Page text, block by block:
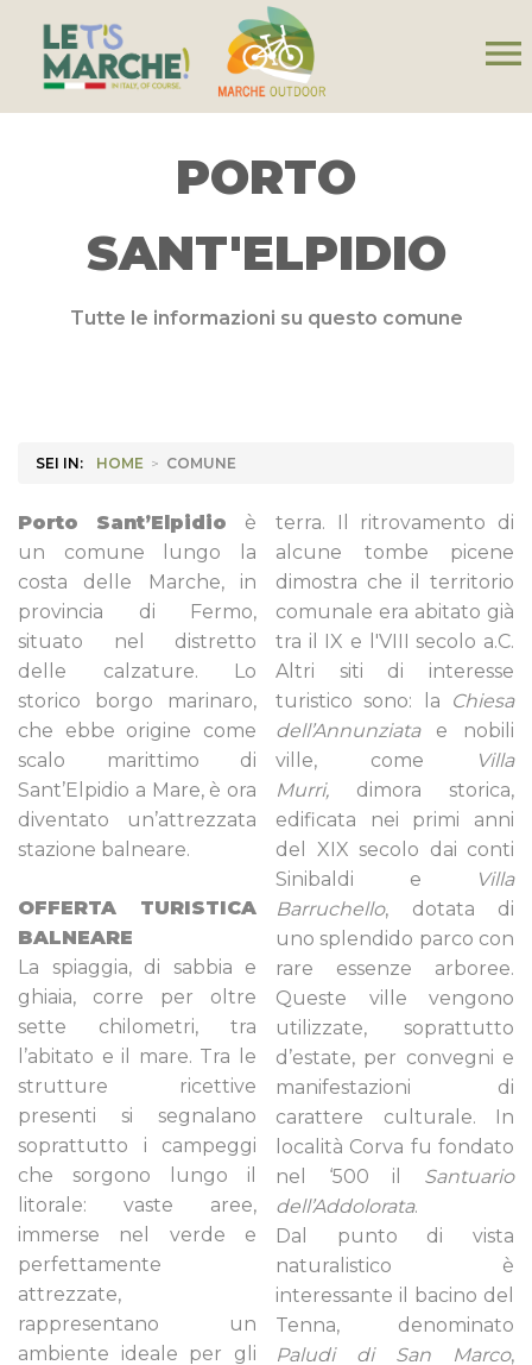
menu
PORTO
SANT'ELPIDIO
Tutte le informazioni su questo comune
SEI IN: HOME > COMUNE
Porto Sant’Elpidio è
un comune lungo la
costa delle Marche, in
provincia di Fermo,
situato nel distretto
delle calzature. Lo
storico borgo marinaro,
che ebbe origine come
scalo marittimo di
Sant’Elpidio a Mare, è ora
diventato un’attrezzata
stazione balneare.
OFFERTA TURISTICA
BALNEARE
La spiaggia, di sabbia e
ghiaia, corre per oltre
sette chilometri, tra
l’abitato e il mare. Tra le
strutture ricettive
presenti si segnalano
soprattutto i campeggi
che sorgono lungo il
litorale: vaste aree,
immerse nel verde e
perfettamente
attrezzate,
rappresentano un
ambiente ideale per gli
terra. Il ritrovamento di
alcune tombe picene
dimostra che il territorio
comunale era abitato già
tra il IX e l'VIII secolo a.C.
Altri siti di interesse
turistico sono: la
Chiesa
dell’Annunziatae nobili
ville, come
Villa
Murri, dimora storica,
edificata nei primi anni
del XIX secolo dai conti
Sinibaldi e
Villa
Barruchello, dotata di
uno splendido parco con
rare essenze arboree.
Queste ville vengono
utilizzate, soprattutto
d’estate, per convegni e
manifestazioni di
carattere culturale. In
località Corva fu fondato
nel ‘500 il Santuario
dell’Addolorata.
Dal punto di vista
naturalistico è
interessante il bacino del
Tenna, denominato
Paludi di San Marco,